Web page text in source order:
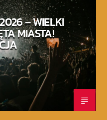
– WIELKI
MIASTA!